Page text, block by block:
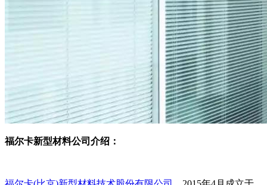
福尔卡新型材料公司介绍：